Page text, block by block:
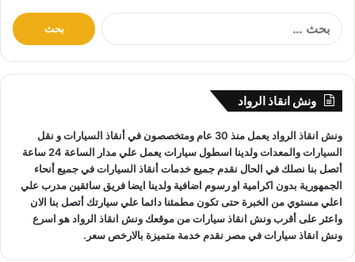
:
ونش انقاذ الرواد
ونش انقاذ الرواد يعمل منذ 30 عام ومتخصصون في أنقاذ السياراتو نقل
السيارات
والمعدات ولدينا اسطول سيارات يعمل علي مدار الساعة 24 ساعة
أتصل بنا نصلك في الحال نقدم جميع خدماتأنقاذ السياراتفي جميع أنحاء
الجمهورية بدون اكرامية او رسوم اضافية ولدينا ايضا فريق سائقين مدرب علي
اعلي مستوي من الخبرة حتى تكون مطمئنا دائما علي سيارتك أتصل بنا الان
واعثر علىأقرب ونش انقاذ سياراتمن موقعك ونش انقاذ الرواد هو اسرع
ونش انقاذ سياراتفي مصر نقدم خدمة متميزة بالارخص سعر.